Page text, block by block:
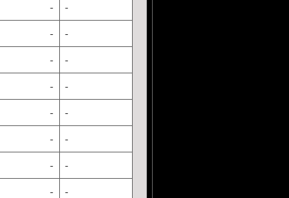
- -
- -
- -
- -
- -
- -
- -
- -